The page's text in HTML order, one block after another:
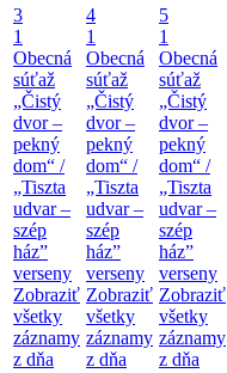
3
1
Obecná
súťaž
„Čistý
dvor –
pekný
dom“ /
„Tiszta
udvar –
szép
ház”
verseny
Zobraziť
všetky
záznamy
z dňa
4
1
Obecná
súťaž
„Čistý
dvor –
pekný
dom“ /
„Tiszta
udvar –
szép
ház”
verseny
Zobraziť
všetky
záznamy
z dňa
5
1
Obecná
súťaž
„Čistý
dvor –
pekný
dom“ /
„Tiszta
udvar –
szép
ház”
verseny
Zobraziť
všetky
záznamy
z dňa